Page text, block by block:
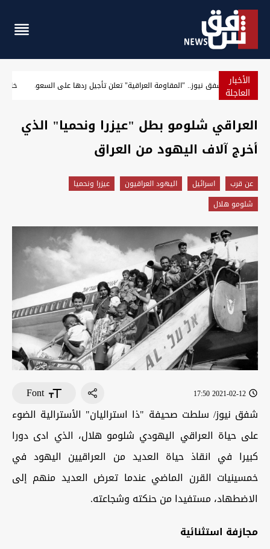
الأخبار
العاجلة تأكيدا لشفق نيوز.. "المقاومة العراقية" تعلن تأجيل ردها على
العراقي شلومو بطل "عيزرا ونحميا" الذي
أخرج آلاف اليهود من العراق
عن قرب اسرائيل اليهود العراقيون
عيزرا ونحميا
شلومو هلال
2021-02-12 17:50
Font
شفق نيوز/ سلطت صحيفة "ذا استراليان" الأسترالية الضوء
على حياة العراقي اليهودي شلومو هلال، الذي ادى دورا
كبيرا في انقاذ حياة العديد من العراقيين اليهود في
خمسينيات القرن الماضي عندما تعرض العديد منهم إلى
الاضطهاد، مستفيدا من حنكته وشجاعته.
مجازفة استثنائية